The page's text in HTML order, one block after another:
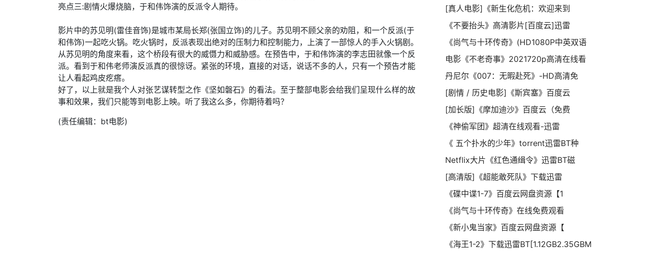
亮点三:剧情火爆烧脑，于和伟饰演的反派令人期待。
影片中的苏见明(雷佳音饰)是城市某局长郑(张国立饰)的儿子。苏见明不顾父亲的劝阻，和一个反派(于
和伟饰)一起吃火锅。吃火锅时，反派表现出绝对的压制力和控制能力，上演了一部惊人的手入火锅剧。
从苏见明的角度来看，这个桥段有很大的威慑力和威胁感。在预告中，于和伟饰演的李志田就像一个反
派。看到于和伟老师演反派真的很惊讶。紧张的环境，直接的对话，说话不多的人，只有一个预告才能
让人看起鸡皮疙瘩。
好了，以上就是我个人对张艺谋转型之作《坚如磐石》的看法。至于整部电影会给我们呈现什么样的故
事和效果，我们只能等到电影上映。听了我这么多，你期待着吗？
(责任编辑：bt电影)
[真人电影]《新生化危机：欢迎来到
《不要抬头》高清影片[百度云]迅雷
《尚气与十环传奇》(HD1080P中英双语
电影《不老奇事》2021720p高清在线看
丹尼尔《007：无暇赴死》-HD高清免
[剧情 / 历史电影]《斯宾塞》百度云
[加长版]《摩加迪沙》百度云（免费
《神偷军团》超清在线观看-迅雷
《 五个扑水的少年》torrent迅雷BT种
Netflix大片《红色通缉令》迅雷BT磁
[高清版]《超能敢死队》下载迅雷
《碟中谍1-7》百度云网盘资源【1
《尚气与十环传奇》在线免费观看
《新小鬼当家》百度云网盘资源【
《海王1-2》下载迅雷BT[1.12GB2.35GBM